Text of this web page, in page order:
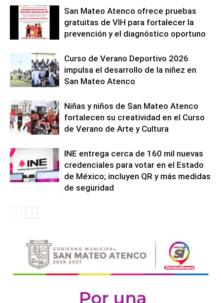
San Mateo Atenco ofrece pruebas
gratuitas de VIH para fortalecer la
prevención y el diagnóstico oportuno
Curso de Verano Deportivo 2026
impulsa el desarrollo de la niñez en
San Mateo Atenco
Niñas y niños de San Mateo Atenco
fortalecen su creatividad en el Curso
de Verano de Arte y Cultura
INE entrega cerca de 160 mil nuevas
credenciales para votar en el Estado
de México; incluyen QR y más medidas
de seguridad